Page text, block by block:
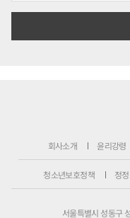
회사소개 윤리강령
청소년보호정책 정
서울특별시 성동구